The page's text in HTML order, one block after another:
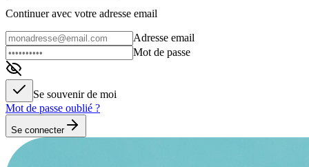
Continuer avec votre adresse email
Adresse email
Mot de passe
Se souvenir de moi
Mot de passe oublié ?
Se connecter